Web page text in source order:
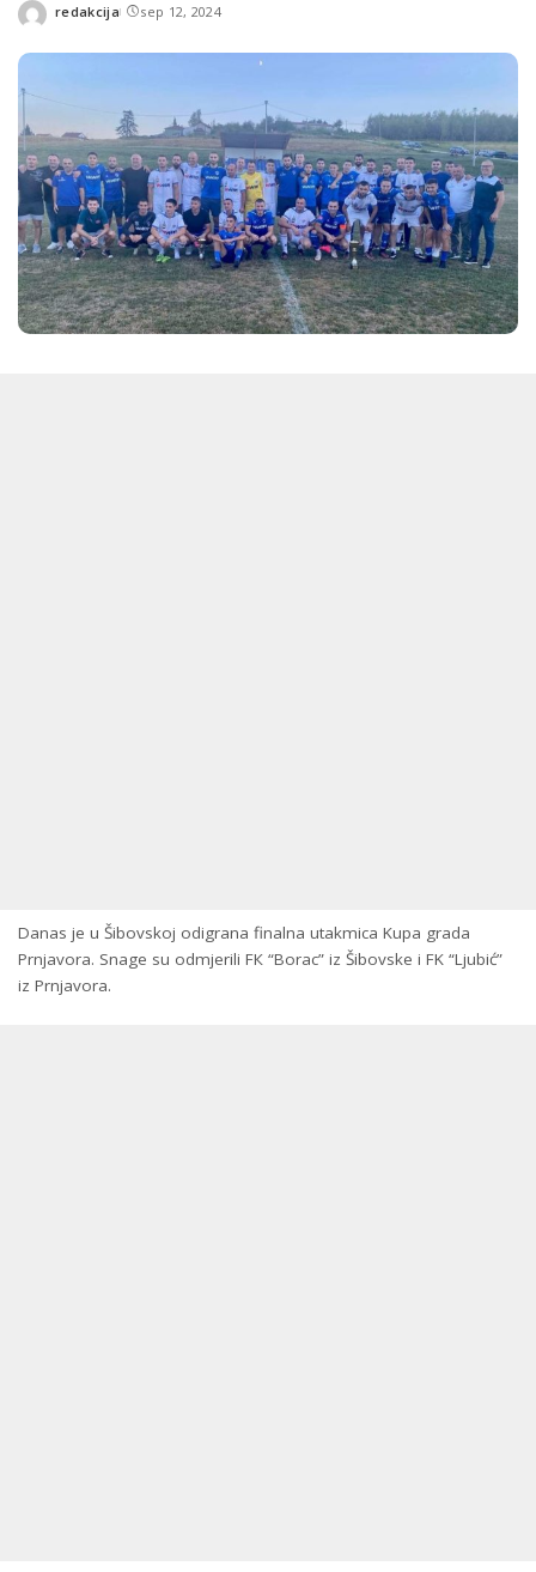
Posted
redakcija sep 12, 2024
Danas je u Šibovskoj odigrana finalna utakmica Kupa grada
Prnjavora. Snage su odmjerili FК “Borac” iz Šibovske i FK “Ljubić”
iz Prnjavora.